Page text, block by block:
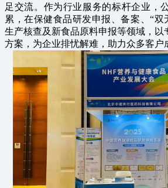
足交流。作为行业服务的标杆企业，
累，在保健食品研发申报、备案、“双
生产核查及新食品原料申报等领域，以
方案，为企业排忧解难，助力众多客户